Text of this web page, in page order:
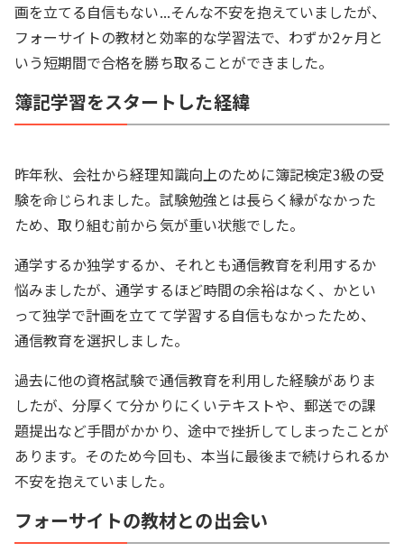
画を立てる自信もない...そんな不安を抱えていましたが、
フォーサイトの教材と効率的な学習法で、わずか2ヶ月と
いう短期間で合格を勝ち取ることができました。
簿記学習をスタートした経緯
昨年秋、会社から経理知識向上のために簿記検定3級の受
験を命じられました。試験勉強とは長らく縁がなかった
ため、取り組む前から気が重い状態でした。
通学するか独学するか、それとも通信教育を利用するか
悩みましたが、通学するほど時間の余裕はなく、かとい
って独学で計画を立てて学習する自信もなかったため、
通信教育を選択しました。
過去に他の資格試験で通信教育を利用した経験がありま
したが、分厚くて分かりにくいテキストや、郵送での課
題提出など手間がかかり、途中で挫折してしまったことが
あります。そのため今回も、本当に最後まで続けられるか
不安を抱えていました。
フォーサイトの教材との出会い